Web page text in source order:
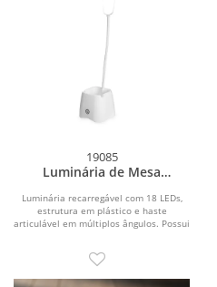
19085
Luminária de Mesa
Luminária recarregável com 18 LEDs,
estrutura em plástico e haste
articulável em múltiplos ângulos. Possui